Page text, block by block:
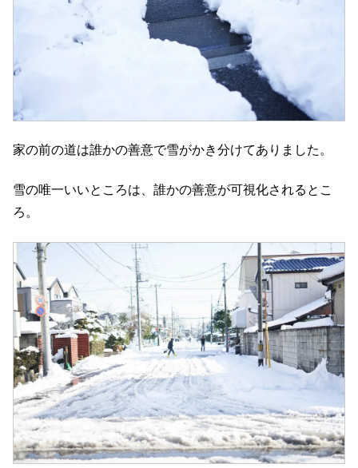
家の前の道は誰かの善意で雪がかき分けてありました。
雪の唯一いいところは、誰かの善意が可視化されるとこ
ろ。